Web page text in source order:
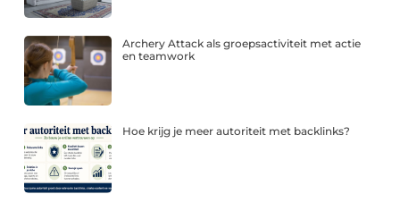
Archery Attack als groepsactiviteit met actie
en teamwork
Hoe krijg je meer autoriteit met backlinks?